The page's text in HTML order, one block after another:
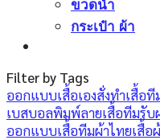
ขวดน้ำ
กระเป๋า ผ้า
Filter by Tags
ออกแบบเสื้อเองสั่งทำเสื้อที
เบสบอลพิมพ์ลายเสื้อทีมรับ
ออกแบบเสื้อทีมผ้าไทยเสื้อ